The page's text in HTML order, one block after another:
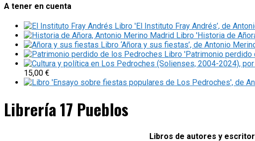
A tener en cuenta
Libro 'El Instituto Fray Andrés’, de
Libro 'Historia de
Libro ‘Añora y sus fiestas’, de Antonio
Libro 'Patrimonio
15,00 €
Librería 17 Pueblos
Libros de autores y